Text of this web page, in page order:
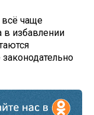
всё чаще
в избавлении